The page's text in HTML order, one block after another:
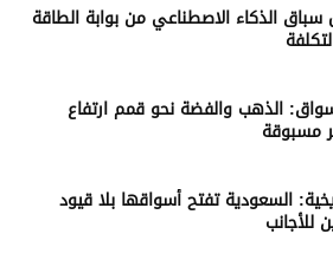
الذكاء الاصطناعي من بوابة الطاقة
الذهب والفضة نحو قمم ارتفاع
مسبوقة
السعودية تفتح أسواقها بلا قيود
للأجانب